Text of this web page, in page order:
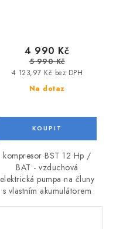
Na dotaz
4 123,97 Kč bez DPH
4 990 Kč
5 990 Kč
kompresor BST 12 Hp /
BAT - vzduchová
elektrická pumpa na čluny
s vlastním akumulátorem